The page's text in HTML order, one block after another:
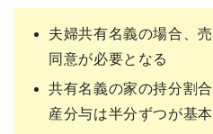
夫婦共有名義の場合、
同意が必要となる
共有名義の家の持分割
産分与は半分ずつが基